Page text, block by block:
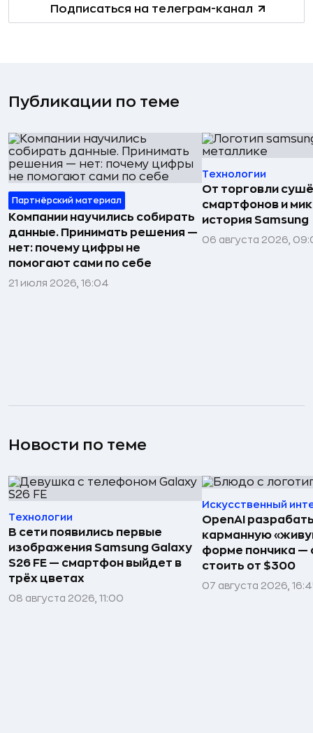
Подписаться на телеграм-канал
Публикации по теме
Партнёрский материал
Компании научились собирать
данные. Принимать решения —
нет: почему цифры не
помогают сами по себе
21 июля 2026, 16:04
Технологии
От торговли
смартфонов и
история Samsung
06 августа 2026,
Новости по теме
Технологии
В сети появились первые
изображения Samsung Galaxy
S26 FE — смартфон выйдет в
трёх цветах
08 августа 2026, 11:00
Искусственный
OpenAI
карманную
форме пончика —
стоить от $300
07 августа 2026,